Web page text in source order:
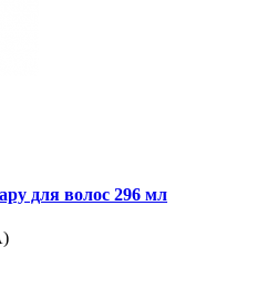
для волос 296 мл